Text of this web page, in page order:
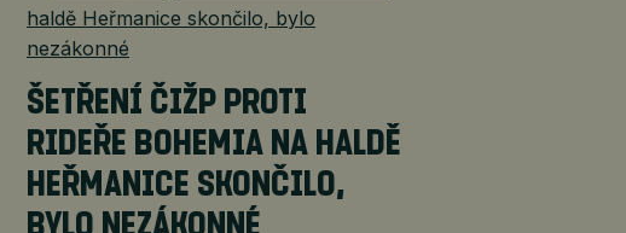
ŠETŘENÍ ČIŽP PROTI
RIDEŘE BOHEMIA NA HALDĚ
HEŘMANICE SKONČILO,